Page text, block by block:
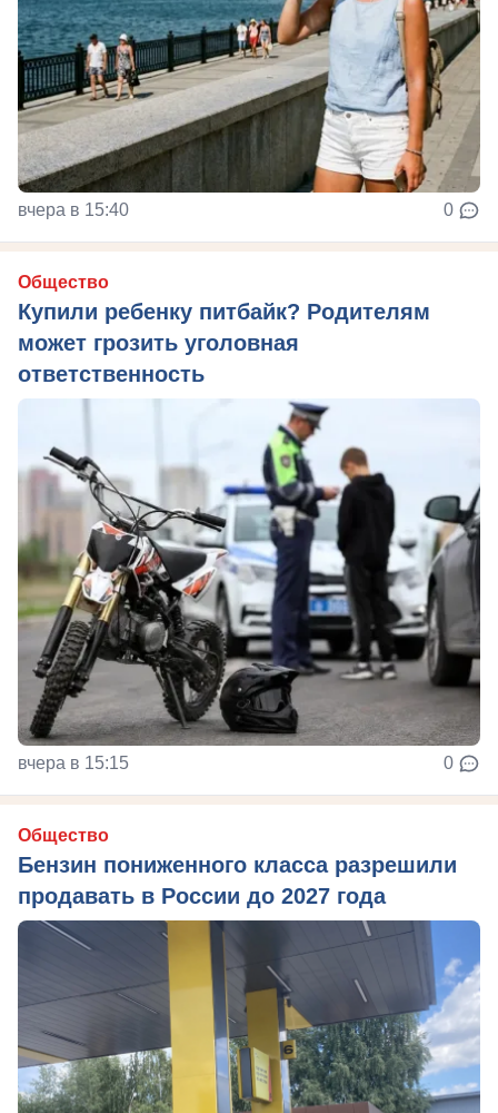
вчера в 15:40 0
Общество
Купили ребенку питбайк? Родителям
может грозить уголовная
ответственность
вчера в 15:15 0
Общество
Бензин пониженного класса разрешили
продавать в России до 2027 года